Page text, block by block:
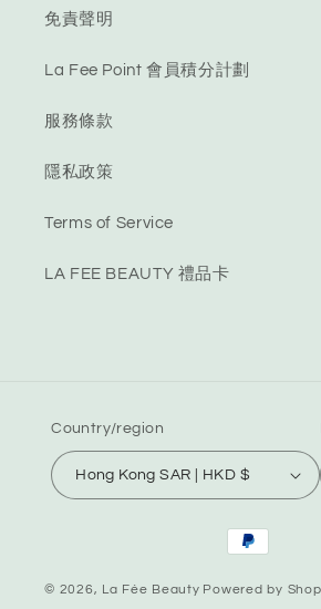
免責聲明
La Fee Point 會員積分計劃
服務條款
隱私政策
Terms of Service
LA FEE BEAUTY 禮品卡
Country/region
Hong Kong SAR | HKD $
Payment
© 2026, La Fée Beauty Powered by